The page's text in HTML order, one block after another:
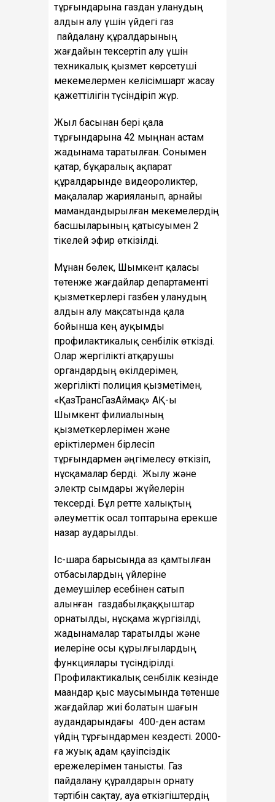
тұрғындарына газдан уланудың
алдын алу үшін үйдегі газ
пайдалану құралдарының
жағдайын тексертіп алу үшін
техникалық қызмет көрсетуші
мекемелермен келісімшарт жасау
қажеттілігін түсіндіріп жүр.
Жыл басынан бері қала
тұрғындарына 42 мыңнан астам
жадынама таратылған. Сонымен
қатар, бұқаралық ақпарат
құралдарынде видеороликтер,
мақалалар жарияланып, арнайы
мамандандырылған мекемелердің
басшыларының қатысуымен 2
тікелей эфир өткізілді.
Мұнан бөлек, Шымкент қаласы
төтенже жағдайлар департаменті
қызметкерлері газбен уланудың
алдын алу мақсатында қала
бойынша кең ауқымды
профилактикалық сенбілік өткізді.
Олар жергілікті атқарушы
органдардың өкілдерімен,
жергілікті полиция қызметімен,
«ҚазТрансГазАймақ» АҚ-ы
Шымкент филиалының
қызметкерлерімен және
еріктілермен бірлесіп
тұрғындармен әңгімелесу өткізіп,
нұсқамалар берді. Жылу және
электр сымдары жүйелерін
тексерді. Бұл ретте халықтың
әлеуметтік осал топтарына ерекше
назар аударылды.
Іс-шара барысында аз қамтылған
отбасылардың үйлеріне
демеушілер есебінен сатып
алынған газдабылқаққыштар
орнатылды, нұсқама жүргізілді,
жадынамалар таратылды және
иелеріне осы құрылғылардың
функциялары түсіндірілді.
Профилактикалық сенбілік кезінде
маандар қыс маусымында төтенше
жағдайлар жиі болатын шағын
аудандарындағы 400-ден астам
үйдің тұрғындармен кездесті. 2000-
ға жуық адам қауіпсіздік
ережелерімен танысты. Газ
пайдалану құралдарын орнату
тәртібін сақтау, ауа өткізгіштердің